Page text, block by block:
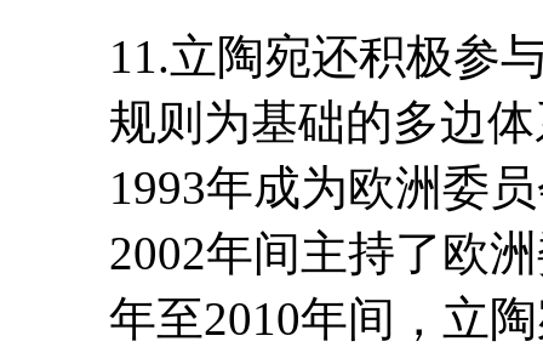
11.立陶宛还积极参
规则为基础的多边
1993年成为欧洲委
2002年间主持了欧
年至2010年间，立